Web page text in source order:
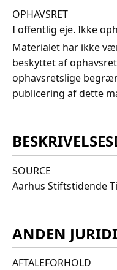
OPHAVSRET
I offentlig eje. Ikke
Materialet har ikke
beskyttet af
ophavsretslige
publicering af dette
SOURCE
Aarhus Stiftstidende
ANDEN
AFTALEFORHOLD